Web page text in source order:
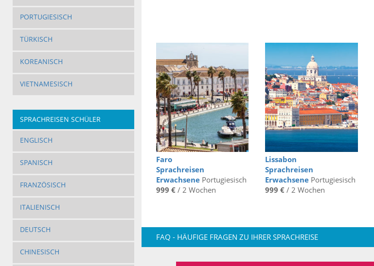
PORTUGIESISCH
TÜRKISCH
KOREANISCH
VIETNAMESISCH
SPRACHREISEN SCHÜLER
ENGLISCH
SPANISCH
FRANZÖSISCH
ITALIENISCH
DEUTSCH
CHINESISCH
Faro
Sprachreisen
ErwachsenePortugiesisch
999 €/ 2 Wochen
Lissabon
Sprachreisen
Erwachsene Portugiesisch
999 € / 2 Wochen
FAQ - HÄUFIGE FRAGEN ZU IHRER SPRACHREISE